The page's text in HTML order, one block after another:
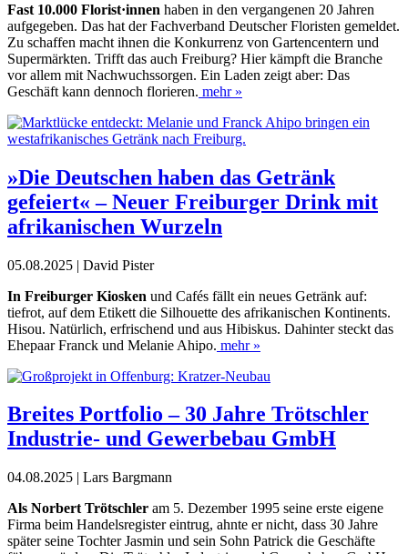
Fast 10.000 Florist·innen haben in den vergangenen 20 Jahren
aufgegeben. Das hat der Fachverband Deutscher Floristen gemeldet.
Zu schaffen macht ihnen die Konkurrenz von Gartencentern und
Supermärkten. Trifft das auch Freiburg? Hier kämpft die Branche
vor allem mit Nachwuchssorgen. Ein Laden zeigt aber: Das
Geschäft kann dennoch florieren. mehr »
»Die Deutschen haben das Getränk
gefeiert« – Neuer Freiburger Drink mit
afrikanischen Wurzeln
05.08.2025 | David Pister
In Freiburger Kiosken und Cafés fällt ein neues Getränk auf:
tiefrot, auf dem Etikett die Silhouette des afrikanischen Kontinents.
Hisou. Natürlich, erfrischend und aus Hibiskus. Dahinter steckt das
Ehepaar Franck und Melanie Ahipo. mehr »
Breites Portfolio – 30 Jahre Trötschler
Industrie- und Gewerbebau GmbH
04.08.2025 | Lars Bargmann
Als Norbert Trötschler am ­5. Dezember 1995 seine erste eigene
Firma beim Handelsregister eintrug, ahnte er nicht, dass 30 Jahre
später seine Tochter Jasmin und sein Sohn Patrick die ­Geschäfte ­